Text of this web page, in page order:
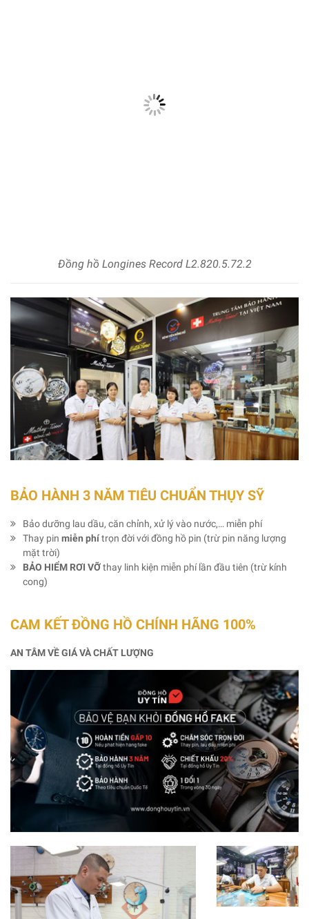
Đồng hồ Longines Record L2.820.5.72.2
BẢO HÀNH 3 NĂM TIÊU CHUẨN THỤY SỸ
Bảo dưỡng lau dầu, căn chỉnh, xử lý vào nước,… miễn phí
Thay pin miễn phítrọn đời với đồng hồ pin (trừ pin năng lượng
mặt trời)
BẢO HIỂM RƠI VỠthay linh kiện miễn phí lần đầu tiên (trừ kính
cong)
CAM KẾT ĐỒNG HỒ CHÍNH HÃNG 100%
AN TÂM VỀ GIÁ VÀ CHẤT LƯỢNG